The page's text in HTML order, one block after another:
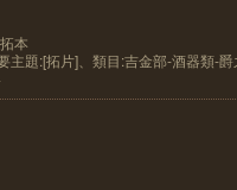
本
主題:[拓片]、類目:吉金部-酒器類-